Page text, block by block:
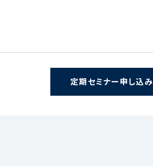
定期セミナー申し込み